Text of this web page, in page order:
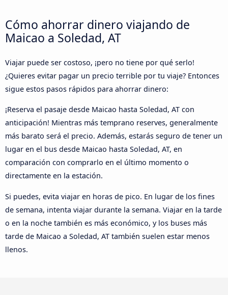
Cómo ahorrar dinero viajando de
Maicao a Soledad, AT
Viajar puede ser costoso, ¡pero no tiene por qué serlo!
¿Quieres evitar pagar un precio terrible por tu viaje? Entonces
sigue estos pasos rápidos para ahorrar dinero:
¡Reserva el pasaje desde Maicao hasta Soledad, AT con
anticipación! Mientras más temprano reserves, generalmente
más barato será el precio. Además, estarás seguro de tener un
lugar en el bus desde Maicao hasta Soledad, AT, en
comparación con comprarlo en el último momento o
directamente en la estación.
Si puedes, evita viajar en horas de pico. En lugar de los fines
de semana, intenta viajar durante la semana. Viajar en la tarde
o en la noche también es más económico, y los buses más
tarde de Maicao a Soledad, AT también suelen estar menos
llenos.